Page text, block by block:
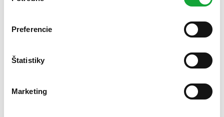
Preferencie
Štatistiky
Marketing